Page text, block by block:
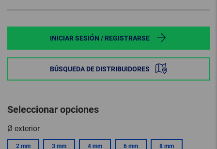
INICIAR SESIÓN / REGISTRARSE
BÚSQUEDA DE DISTRIBUIDORES
Seleccionar opciones
Ø exterior
2 mm 3 mm 4 mm 6 mm 8 mm